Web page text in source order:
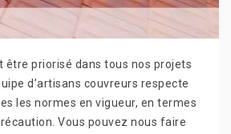
être priorisé dans tous nos projets
d’artisans couvreurs respecte
les normes en vigueur, en termes
Vous pouvez nous faire